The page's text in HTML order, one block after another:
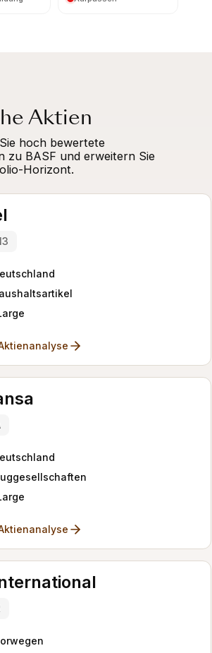
Aktien
hoch bewertete
zu BASF und erweitern Sie
Horizont.